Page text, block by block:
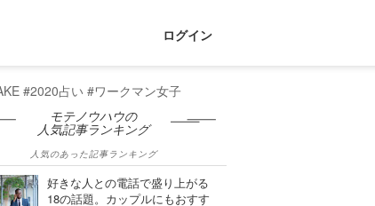
ログイン
#2020占い #ワークマン女子
モテノウハウの
人気記事ランキング
人気のあった記事ランキング
好きな人との電話で盛り上がる
18の話題。カップルにもおすす